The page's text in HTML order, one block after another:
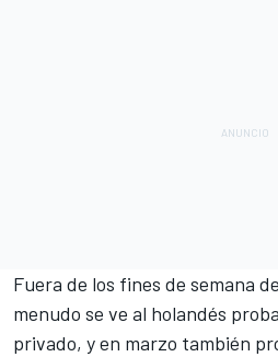
Fuera de los fines de semana
menudo se ve al holandés
privado, y en marzo también